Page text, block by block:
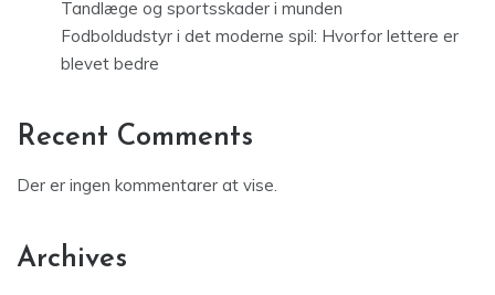
Tandlæge og sportsskader i munden
Fodboldudstyr i det moderne spil: Hvorfor lettere er
blevet bedre
Recent Comments
Der er ingen kommentarer at vise.
Archives